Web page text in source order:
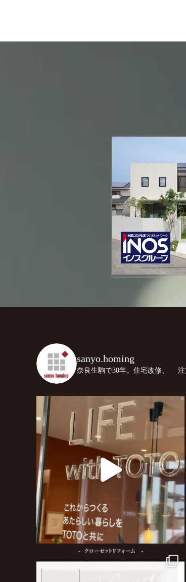
sanyo.homing
奈良生駒で30年。住宅改修、 注